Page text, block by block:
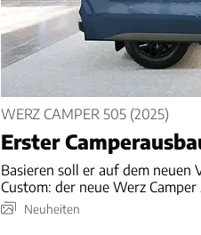
WERZ CAMPER 505 (2025)
Erster
Basieren soll er auf dem neuen
Custom: der neue Werz Camper
Neuheiten